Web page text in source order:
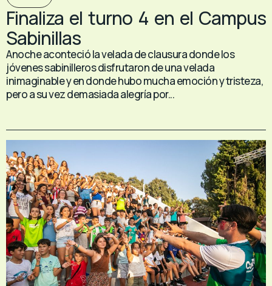
Finaliza el turno 4 en el Campus
Sabinillas
Anoche aconteció la velada de clausura donde los
jóvenes sabinilleros disfrutaron de una velada
inimaginable y en donde hubo mucha emoción y tristeza,
pero a su vez demasiada alegría por...